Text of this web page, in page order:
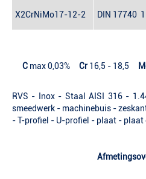
X2CrNiMo17-12-2 DIN 17740
Cmax 0,03% Cr16,5 - 18,5
RVS - Inox - Staal AISI 316 -
smeedwerk - machinebuis -
- T-profiel - U-profiel - plaat - plaat